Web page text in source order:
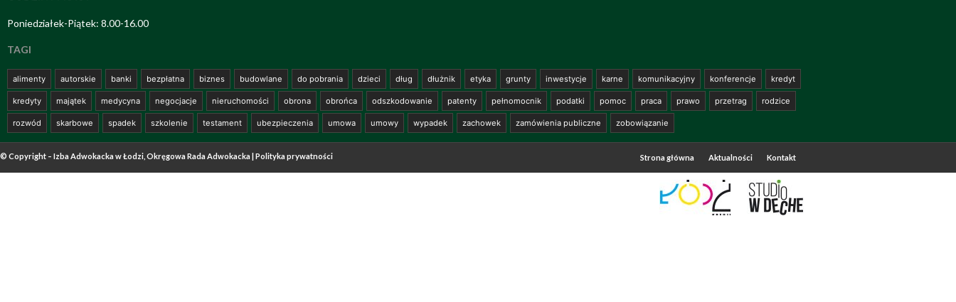
Poniedziałek-Piątek: 8.00-16.00
TAGI
alimenty autorskie banki bezpłatna biznes budowlane do pobrania dzieci dług dłużnik etyka grunty inwestycje karne komunikacyjny konferencje kredyt
kredyty majątek medycyna negocjacje nieruchomości obrona obrońca odszkodowanie patenty pełnomocnik podatki pomoc praca prawo przetrag rodzice
rozwód skarbowe spadek szkolenie testament ubezpieczenia umowa umowy wypadek zachowek zamówienia publiczne zobowiązanie
© Copyright – Izba Adwokacka w Łodzi, Okręgowa Rada Adwokacka | Polityka prywatności Strona główna Aktualności Kontakt